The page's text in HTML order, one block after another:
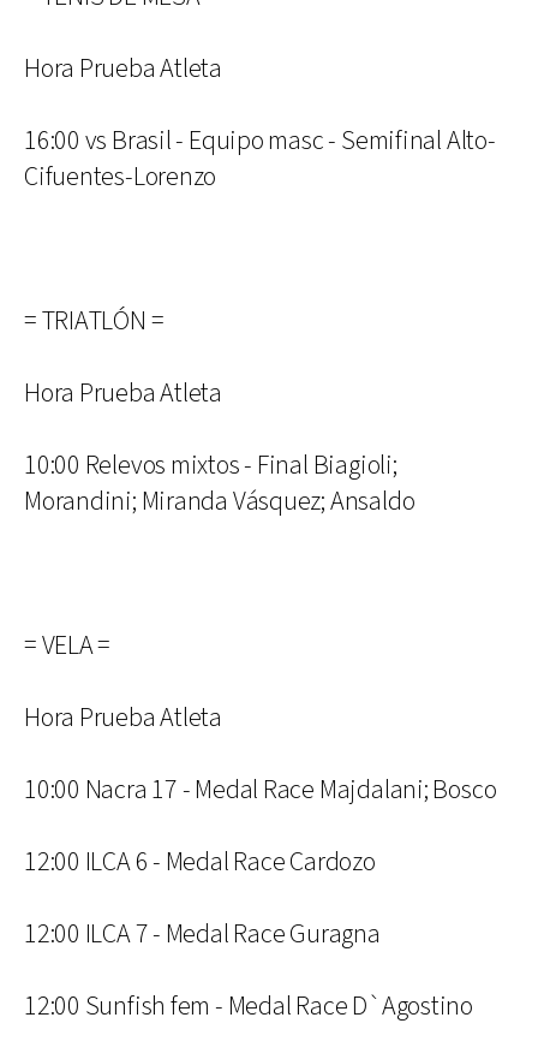
Hora Prueba Atleta
16:00 vs Brasil - Equipo masc - Semifinal Alto-
Cifuentes-Lorenzo
= TRIATLÓN =
Hora Prueba Atleta
10:00 Relevos mixtos - Final Biagioli;
Morandini; Miranda Vásquez; Ansaldo
= VELA =
Hora Prueba Atleta
10:00 Nacra 17 - Medal Race Majdalani; Bosco
12:00 ILCA 6 - Medal Race Cardozo
12:00 ILCA 7 - Medal Race Guragna
12:00 Sunfish fem - Medal Race D`Agostino